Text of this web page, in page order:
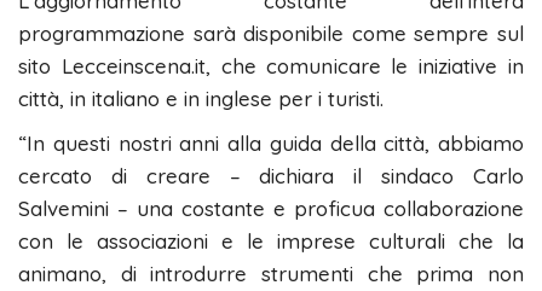
programmazione sarà disponibile come sempre sul
sito Lecceinscena.it, che comunicare le iniziative in
città, in italiano e in inglese per i turisti.
“In questi nostri anni alla guida della città, abbiamo
cercato di creare – dichiara il sindaco Carlo
Salvemini – una costante e proficua collaborazione
con le associazioni e le imprese culturali che la
animano, di introdurre strumenti che prima non